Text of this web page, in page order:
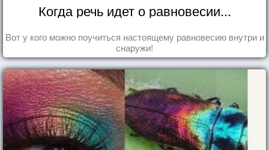
Когда речь идет о равновесии...
Вот у кого можно поучиться настоящему равновесию внутри и
снаружи!